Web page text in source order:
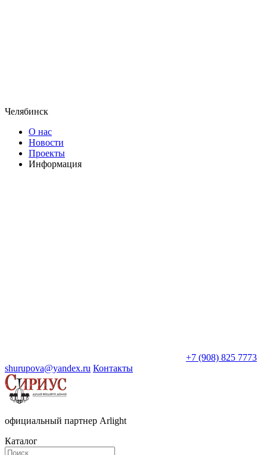
Челябинск
О нас
Новости
Проекты
Информация
+7 (908) 825 7773
shurupova@yandex.ru Контакты
официальный партнер Arlight
Каталог